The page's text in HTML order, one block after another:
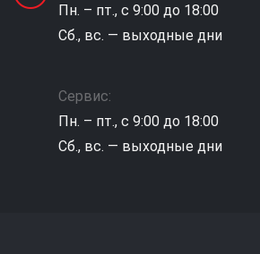
Пн. – пт., с 9:00 до 18:00
Сб., вс. — выходные дни
Сервис:
Пн. – пт., с 9:00 до 18:00
Сб., вс. — выходные дни